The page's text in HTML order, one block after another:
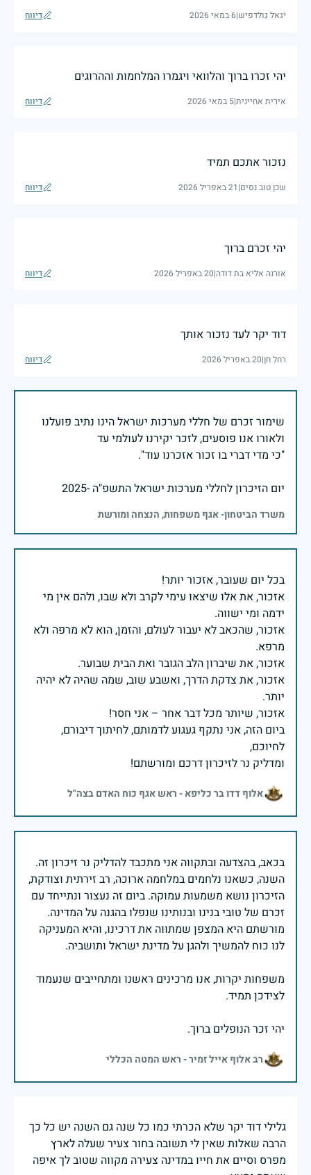
יגאל גולדפיש|6 במאי 2026 דיווח
יהי זכרו ברוך והלוואי ויגמרו המלחמות וההרוגים
אירית אחיינית|5 במאי 2026 דיווח
נזכור אתכם תמיד
שכן טוב נסים|21 באפריל 2026 דיווח
יהי זכרם ברוך
אורנה אליא בת דודה|20 באפריל 2026 דיווח
דוד יקר לעד נזכור אותך
רחל חן|20 באפריל 2026 דיווח
שימור זכרם של חללי מערכות ישראל הינו נתיב פועלנו
יום הזיכרון לחללי מערכות ישראל התשפ"ה -2025
משרד הביטחון- אגף משפחות, הנצחה ומורשת
אזכור, את אלו שיצאו עימי לקרב ולא שבו, ולהם אין מי
אזכור, שהכאב לא יעבור לעולם, והזמן, הוא לא מרפה ולא
אזכור, את צדקת הדרך, ואשבע שוב, שמה שהיה לא יהיה
ביום הזה, אני נתקף געגוע לדמותם, לחיתוך דיבורם,
ומדליק נר לזיכרון דרכם ומורשתם!
אלוף דדו בר כליפא - ראש אגף כוח האדם בצה"ל
בכאב, בהצדעה ובתקווה אני מתכבד להדליק נר זיכרון זה.
השנה, כשאנו נלחמים במלחמה ארוכה, רב זירתית וצודקת,
הזיכרון נושא משמעות עמוקה. ביום זה נעצור ונתייחד עם
זכרם של טובי בנינו ובנותינו שנפלו בהגנה על המדינה.
מורשתם היא המצפן שמתווה את דרכינו, והיא המעניקה
משפחות יקרות, אנו מרכינים ראשנו ומתחייבים שנעמוד
יהי זכר הנופלים ברוך.
רב אלוף אייל זמיר - ראש המטה הכללי
גלילי דוד יקר שלא הכרתי כמו כל שנה גם השנה יש כל כך
הרבה שאלות שאין לי תשובה בחור צעיר שעלה לארץ
מפרס וסיים את חייו במדינה צעירה מקווה שטוב לך איפה